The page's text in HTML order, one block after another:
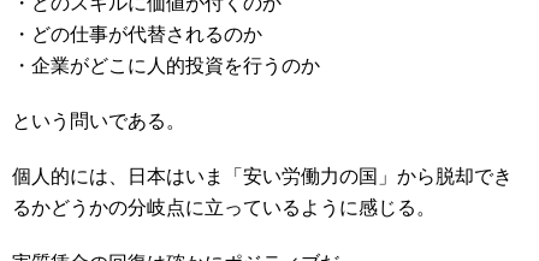
・どの仕事が代替されるのか
・企業がどこに人的投資を行うのか
という問いである。
個人的には、日本はいま「安い労働力の国」から脱却でき
るかどうかの分岐点に立っているように感じる。